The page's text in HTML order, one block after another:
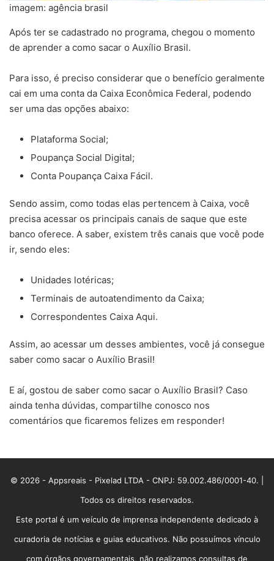
imagem: agência brasil
Após ter se cadastrado no programa, chegou o momento
de aprender a como sacar o Auxílio Brasil.
Para isso, é preciso considerar que o benefício geralmente
cai em uma conta da Caixa Econômica Federal, podendo
ser uma das opções abaixo:
Plataforma Social;
Poupança Social Digital;
Conta Poupança Caixa Fácil.
Sendo assim, como todas elas pertencem à Caixa, você
precisa acessar os principais canais de saque que este
banco oferece. A saber, existem três canais que você pode
ir, sendo eles:
Unidades lotéricas;
Terminais de autoatendimento da Caixa;
Correspondentes Caixa Aqui.
Assim, ao acessar um desses ambientes, você já consegue
saber como sacar o Auxílio Brasil!
E aí, gostou de saber como sacar o Auxílio Brasil? Caso
ainda tenha dúvidas, compartilhe conosco nos
comentários que ficaremos felizes em responder!
© 2026 - Appsreais - Pixelad LTDA - CNPJ: 59.002.486/0001-40. |
Todos os direitos reservados.
Este portal é um veículo de imprensa independente dedicado à
curadoria de notícias e guias educativos. Não possuímos vínculo
com órgãos governamentais, não realizamos consultas de